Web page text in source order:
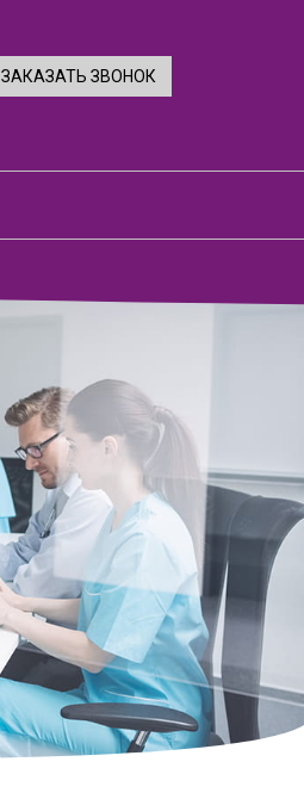
ЗАКАЗАТЬ ЗВОНОК